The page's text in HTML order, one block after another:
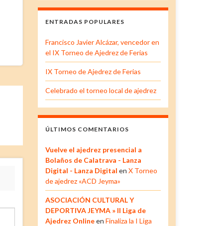
ENTRADAS POPULARES
Francisco Javier Alcázar, vencedor en
el IX Torneo de Ajedrez de Ferias
IX Torneo de Ajedrez de Ferias
Celebrado el torneo local de ajedrez
ÚLTIMOS COMENTARIOS
Vuelve el ajedrez presencial a
Bolaños de Calatrava - Lanza
Digital - Lanza Digital en X Torneo
de ajedrez «ACD Jeyma»
ASOCIACIÓN CULTURAL Y
DEPORTIVA JEYMA » II Liga de
Ajedrez Onlineen Finaliza la I Liga